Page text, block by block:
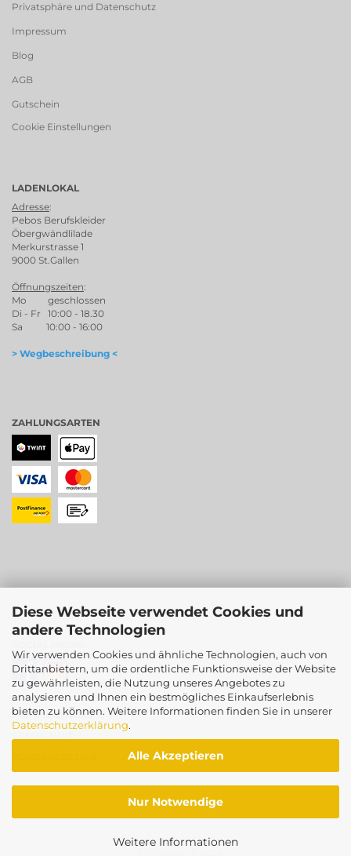
Diese Webseite verwendet Cookies und
andere Technologien
Wir verwenden Cookies und ähnliche Technologien, auch von
Drittanbietern, um die ordentliche Funktionsweise der Website
zu gewährleisten, die Nutzung unseres Angebotes zu
analysieren und Ihnen ein bestmögliches Einkaufserlebnis
bieten zu können. Weitere Informationen finden Sie in unserer
Datenschutzerklärung.
Alle Akzeptieren
Nur Notwendige
Weitere Informationen
Privatsphäre und Datenschutz
Impressum
Blog
AGB
Gutschein
Cookie Einstellungen
LADENLOKAL
Adresse:
Pebos Berufskleider
Öbergwändlilade
Merkurstrasse 1
9000 St.Gallen
Öffnungszeiten:
Mo geschlossen
Di - Fr 10:00 - 18.30
Sa 10:00 - 16:00
> Wegbeschreibung <
ZAHLUNGSARTEN
PARTNERSHOPS